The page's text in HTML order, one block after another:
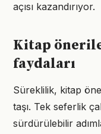
açısı kazandırıyor.
Kitap
faydaları
Süreklilik, kitap
taşı. Tek seferlik
sürdürülebilir